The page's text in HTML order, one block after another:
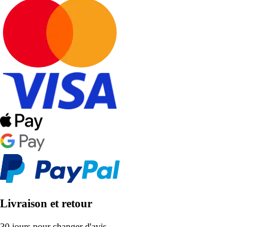
Livraison et retour